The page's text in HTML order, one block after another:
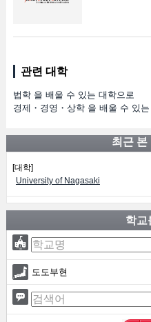
관련 대학
법학 을 배울 수 있는 대학으로
경제・경영・상학 을 배울 수 있
최근 본
[대학]
University of Nagasaki
학교
도도부현